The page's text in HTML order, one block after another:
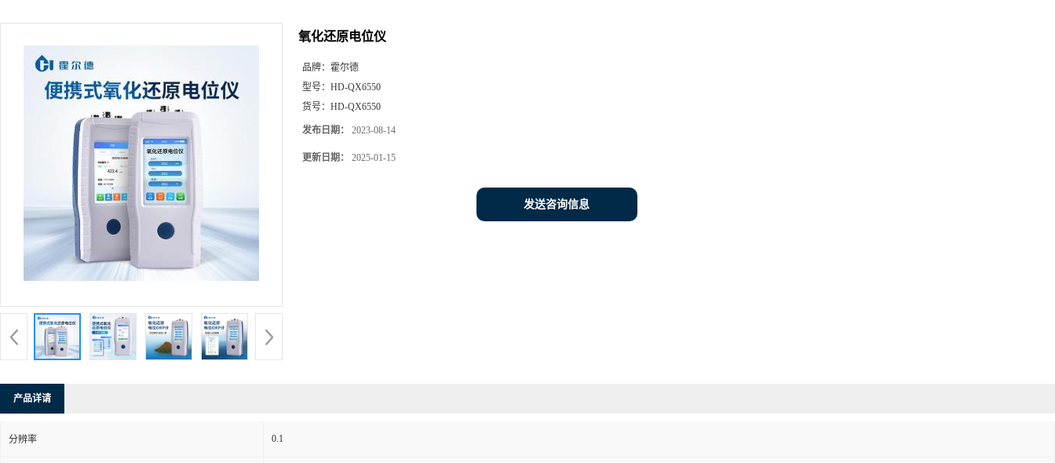
氧化还原电位仪
品牌： 霍尔德
型号： HD-QX6550
货号： HD-QX6550
发布日期： 2023-08-14
更新日期： 2025-01-15
发送咨询信息
产品详请
分辨率 0.1